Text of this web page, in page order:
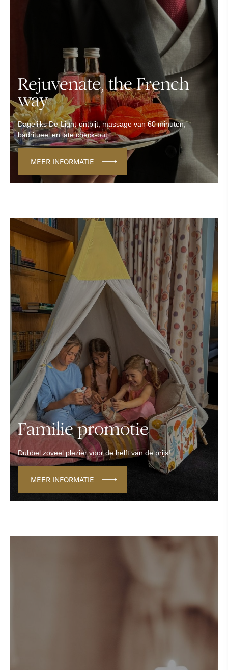
Rejuvenate, the French
way
Dagelijks De-Light-ontbijt, massage van 60 minuten,
badritueel en late check-out
MEER INFORMATIE
Familie promotie
Dubbel zoveel plezier voor de helft van de prijs!
MEER INFORMATIE